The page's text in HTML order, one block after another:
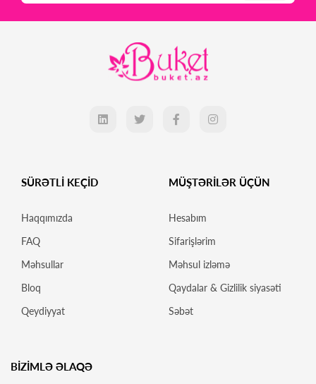
SÜRƏTLİ KEÇİD
Haqqımızda
FAQ
Məhsullar
Bloq
Qeydiyyat
MÜŞTƏRİLƏR ÜÇÜN
Hesabım
Sifarişlərim
Məhsul izləmə
Qaydalar & Gizlilik siyasəti
Səbət
BİZİMLƏ ƏLAQƏ